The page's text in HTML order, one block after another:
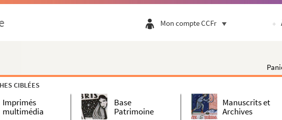
Mon compte CCFr
CIBLÉES
Imprimés
multimédia
Base
Patrimoine
Manuscrits et
Archives